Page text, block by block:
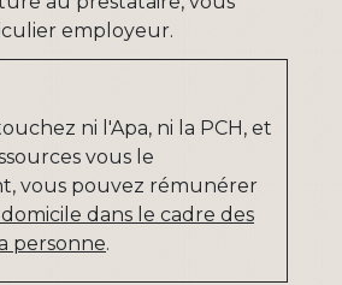
employeur.
ni l'Apa, ni la PCH, et
vous le
vous pouvez rémunérer
dans le cadre des
personne.